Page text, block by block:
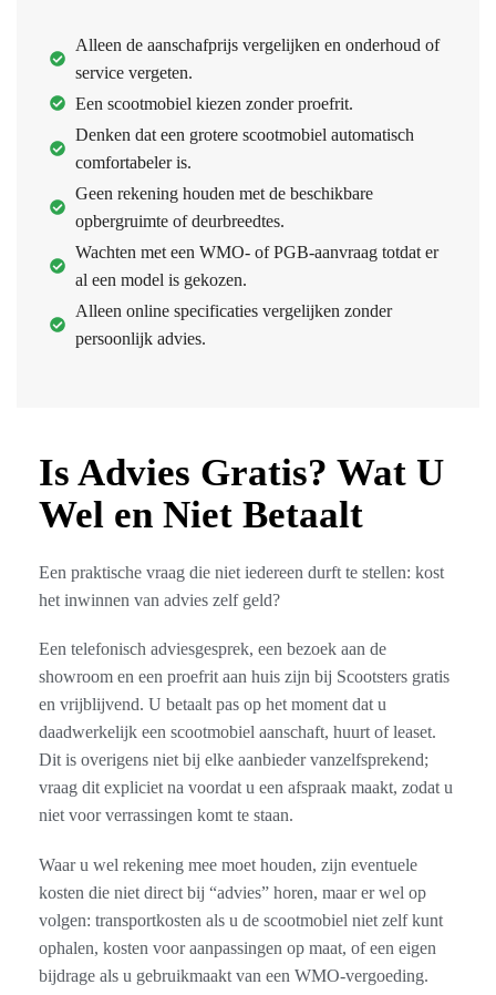
Alleen de aanschafprijs vergelijken en onderhoud of
service vergeten.
Een scootmobiel kiezen zonder proefrit.
Denken dat een grotere scootmobiel automatisch
comfortabeler is.
Geen rekening houden met de beschikbare
opbergruimte of deurbreedtes.
Wachten met een WMO- of PGB-aanvraag totdat er
al een model is gekozen.
Alleen online specificaties vergelijken zonder
persoonlijk advies.
Is Advies Gratis? Wat U
Wel en Niet Betaalt
Een praktische vraag die niet iedereen durft te stellen: kost
het inwinnen van advies zelf geld?
Een telefonisch adviesgesprek, een bezoek aan de
showroom en een proefrit aan huis zijn bij Scootsters gratis
en vrijblijvend. U betaalt pas op het moment dat u
daadwerkelijk een scootmobiel aanschaft, huurt of leaset.
Dit is overigens niet bij elke aanbieder vanzelfsprekend;
vraag dit expliciet na voordat u een afspraak maakt, zodat u
niet voor verrassingen komt te staan.
Waar u wel rekening mee moet houden, zijn eventuele
kosten die niet direct bij “advies” horen, maar er wel op
volgen: transportkosten als u de scootmobiel niet zelf kunt
ophalen, kosten voor aanpassingen op maat, of een eigen
bijdrage als u gebruikmaakt van een WMO-vergoeding.